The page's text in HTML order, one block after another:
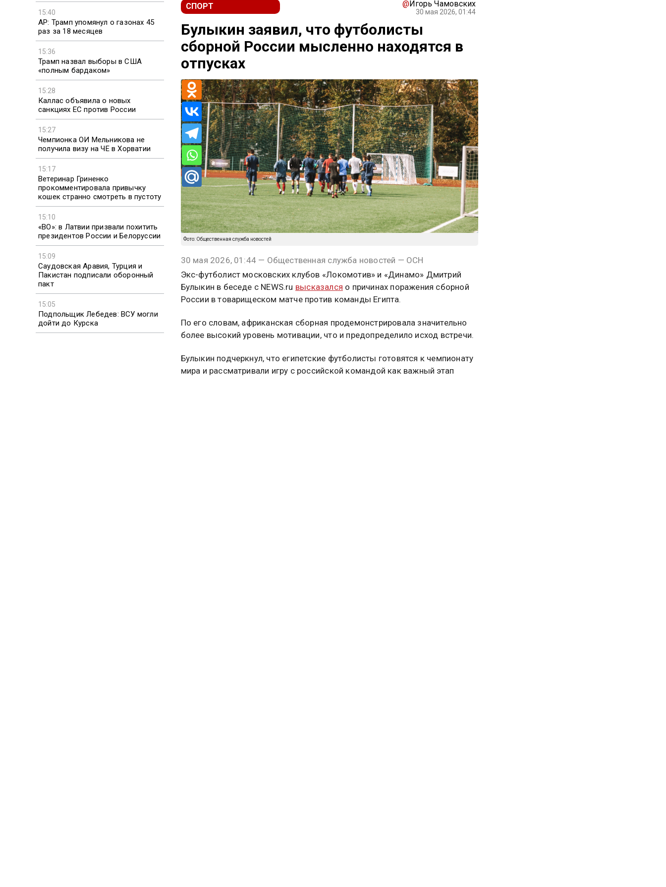
15:40
AP: Трамп упомянул о газонах 45
раз за 18 месяцев
15:36
Трамп назвал выборы в США
«полным бардаком»
15:28
Каллас объявила о новых
санкциях ЕС против России
15:27
Чемпионка ОИ Мельникова не
получила визу на ЧЕ в Хорватии
15:17
Ветеринар Гриненко
прокомментировала привычку
кошек странно смотреть в пустоту
15:10
«ВО»: в Латвии призвали похитить
президентов России и Белоруссии
15:09
Саудовская Аравия, Турция и
Пакистан подписали оборонный
пакт
15:05
Подпольщик Лебедев: ВСУ могли
дойти до Курска
СПОРТ @Игорь Чамовских
30 мая 2026, 01:44
Булыкин заявил, что футболисты
сборной России мысленно находятся в
отпусках
Фото: Общественная служба новостей
30 мая 2026, 01:44 — Общественная служба новостей — ОСН
Экс-футболист московских клубов «Локомотив» и «Динамо» Дмитрий
Булыкин в беседе с NEWS.ru высказался о причинах поражения сборной
России в товарищеском матче против команды Египта.
По его словам, африканская сборная продемонстрировала значительно
более высокий уровень мотивации, что и предопределило исход встречи.
Булыкин подчеркнул, что египетские футболисты готовятся к чемпионату
мира и рассматривали игру с российской командой как важный этап